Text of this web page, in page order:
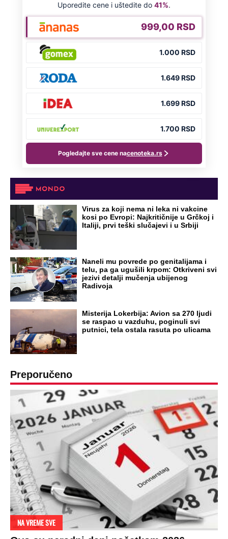
Virus za koji nema ni leka ni vakcine
kosi po Evropi: Najkritičnije u Grčkoj i
Italiji, prvi teški slučajevi i u Srbiji
Naneli mu povrede po genitalijama i
telu, pa ga ugušili krpom: Otkriveni svi
jezivi detalji mučenja ubijenog
Radivoja
Misterija Lokerbija: Avion sa 270 ljudi
se raspao u vazduhu, poginuli svi
putnici, tela ostala rasuta po ulicama
Preporučeno
NA VREME SVE